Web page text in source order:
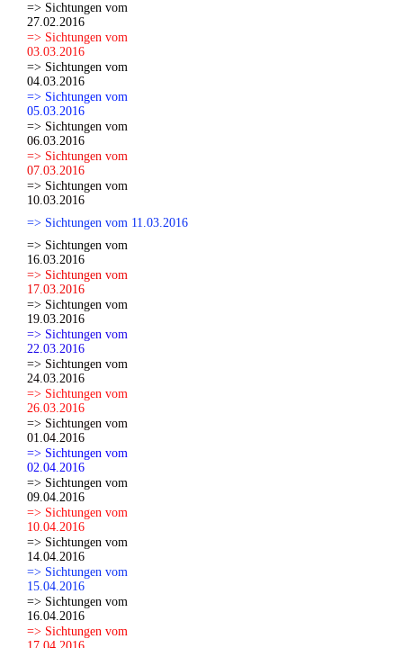
=> Sichtungen vom
27.02.2016
=> Sichtungen vom
03.03.2016
=> Sichtungen vom
04.03.2016
=> Sichtungen vom
05.03.2016
=> Sichtungen vom
06.03.2016
=> Sichtungen vom
07.03.2016
=> Sichtungen vom
10.03.2016
=> Sichtungen vom 11.03.2016
=> Sichtungen vom
16.03.2016
=> Sichtungen vom
17.03.2016
=> Sichtungen vom
19.03.2016
=> Sichtungen vom
22.03.2016
=> Sichtungen vom
24.03.2016
=> Sichtungen vom
26.03.2016
=> Sichtungen vom
01.04.2016
=> Sichtungen vom
02.04.2016
=> Sichtungen vom
09.04.2016
=> Sichtungen vom
10.04.2016
=> Sichtungen vom
14.04.2016
=> Sichtungen vom
15.04.2016
=> Sichtungen vom
16.04.2016
=> Sichtungen vom